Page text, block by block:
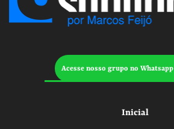
Acesse nosso grupo no Whatsapp
Inicial